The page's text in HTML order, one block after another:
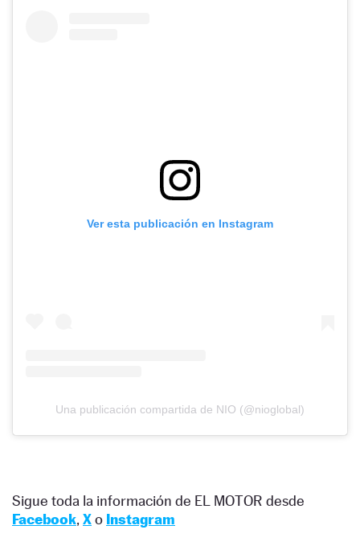
Ver esta publicación en Instagram
Una publicación compartida de NIO (@nioglobal)
Sigue toda la información de EL MOTOR desde
Facebook, Xo Instagram